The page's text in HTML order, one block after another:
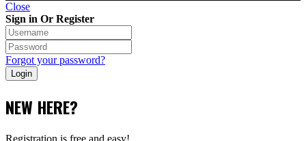
Close
Sign in Or Register
Forgot your password?
NEW HERE?
Registration is free and easy!